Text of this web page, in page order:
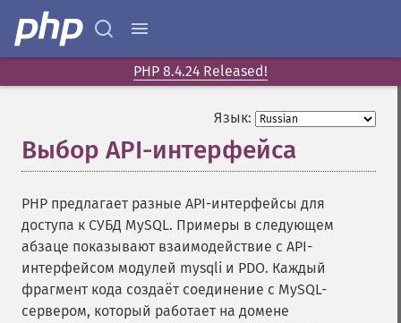
PHP 8.4.24 Released!
Язык:
Выбор API-интерфейса
PHP предлагает разные API-интерфейсы для
доступа к СУБД MySQL. Примеры в следующем
абзаце показывают взаимодействие с API-
интерфейсом модулей mysqli и PDO. Каждый
фрагмент кода создаёт соединение с MySQL-
сервером, который работает на домене